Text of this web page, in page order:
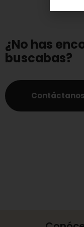
¿No has
buscabas?
Contáctanos